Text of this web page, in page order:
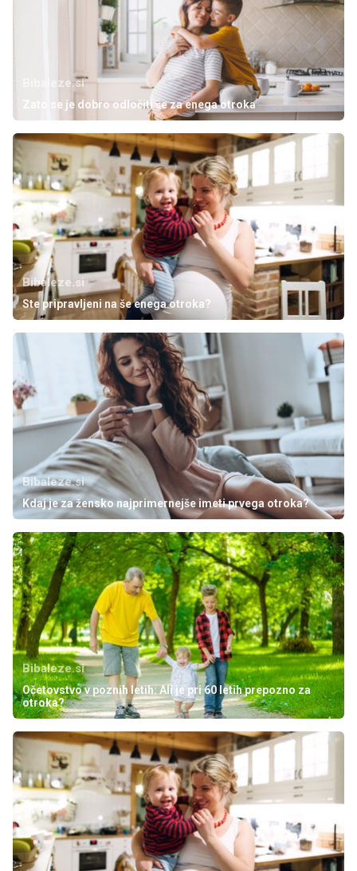
Bibaleze.si
Zato se je dobro odločiti še za enega otroka
Bibaleze.si
Ste pripravljeni na še enega otroka?
Bibaleze.si
Kdaj je za žensko najprimernejše imeti prvega otroka?
Bibaleze.si
Očetovstvo v poznih letih: Ali je pri 60 letih prepozno za
otroka?